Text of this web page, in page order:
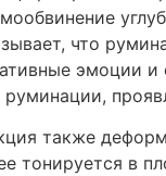
что
эмоции
также
тонируется в